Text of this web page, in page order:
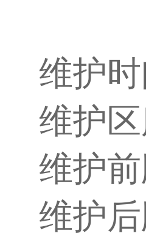
维护时
维护区
维护前
维护后